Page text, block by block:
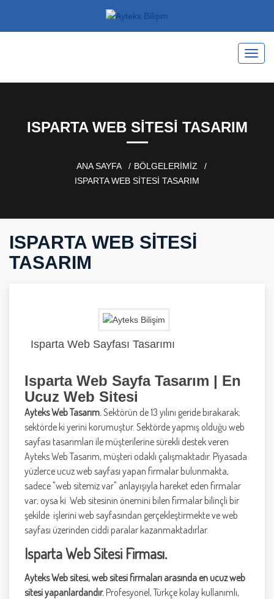
ISPARTA WEB SITESI TASARIM
ANA SAYFA
BÖLGELERİMİZ
ISPARTA WEB SITESI TASARIM
ISPARTA WEB SITESI
TASARIM
Isparta Web Sayfası Tasarımı
Isparta Web Sayfa Tasarım | En
Ucuz Web Sitesi
Ayteks Web Tasarım.Sektörün de 13 yılını geride bırakarak;
sektörde ki yerini korumuştur. Sektörde yapmış olduğu web
sayfası tasarımları ile müşterilerine sürekli destek veren
Ayteks Web Tasarım, müşteri odaklı çalışmaktadır. Piyasada
yüzlerce ucuz web sayfası yapan firmalar bulunmakta,
sadece "web sitemiz var" anlayışıyla hareket eden firmalar
var; oysa ki Web sitesinin önemini bilen firmalar bilinçli bir
şekilde işlerini web sayfasından gerçekleştirmekte ve web
sayfası üzerinden ciddi paralar kazanmaktadırlar.
Isparta Web Sitesi Firması.
Ayteks Web sitesi, web sitesi firmaları arasında en ucuz web
sitesi yapanlardandır. Profesyonel, Türkçe kolay kullanımlı,